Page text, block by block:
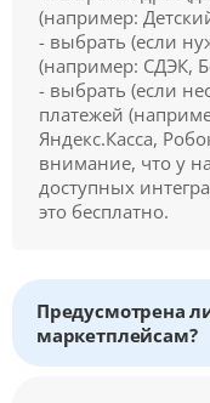
(например:
- выбрать (если
(например: СДЭК,
- выбрать (если
платежей
Яндекс.Касса,
внимание, что у
доступных
это бесплатно.
Предусмотрена
маркетплейсам?